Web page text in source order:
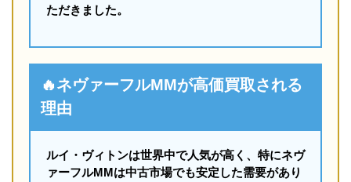
ただきました。
🔥ネヴァーフルMMが高価買取される
理由
ルイ・ヴィトンは世界中で人気が高く、特にネヴ
ァーフルMMは中古市場でも安定した需要があり